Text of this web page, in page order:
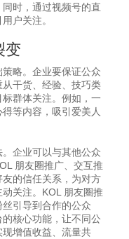
时，通过视频号的直
户关注。
变
略。企业要保证公众
干货、经验、技巧类
群体关注。例如，一
等内容，吸引爱美人
企业可以与其他公众
朋友圈推广、交互推
的信任关系，为对方
关注。KOL 朋友圈推
引导到合作的公众
核心功能，让不同公
增值收益、流量共